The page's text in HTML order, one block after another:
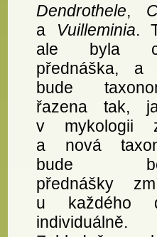
Dendrothele,
a Vuilleminia.
ale byla
přednáška, a
bude
řazena tak,
v mykologii
a nová
bude
přednášky
u každého
individuálně.